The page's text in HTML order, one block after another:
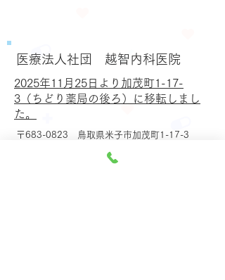
医療法人社団 越智内科医院
​2025年11月25日より加茂町1-17-
3（ちどり薬局の後ろ）に移転しまし
た。
〒683-0823 鳥取県米子市加茂町1-17-3
0859-22-2503／0859-33-6227